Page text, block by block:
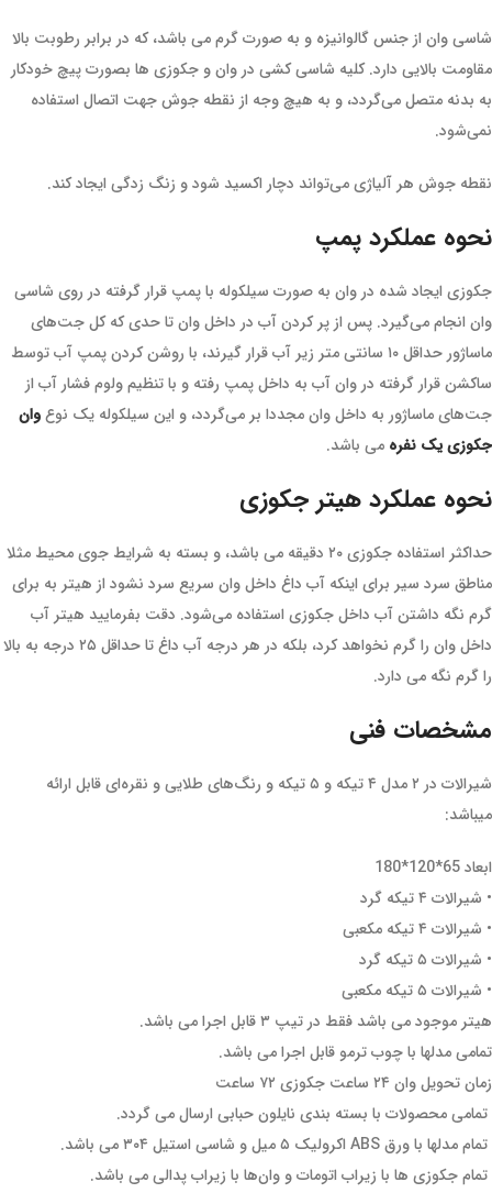
شاسی وان از جنس گالوانیزه و به صورت گرم می باشد، که در برابر رطوبت بالا
مقاومت بالایی دارد. کلیه شاسی کشی در وان و جکوزی ها بصورت پیچ خودکار
به بدنه متصل می‌گردد، و به هیچ وجه از نقطه جوش جهت اتصال استفاده
نمی‌شود.
نقطه جوش هر آلیاژی می‌تواند دچار اکسید شود و زنگ زدگی ایجاد کند.
نحوه عملکرد پمپ
جکوزی ایجاد شده در وان به صورت سیلکوله با پمپ قرار گرفته در روی شاسی
وان انجام می‌گیرد. پس از پر کردن آب در داخل وان تا حدی که کل جت‌های
ماساژور حداقل ۱۰ سانتی متر زیر آب قرار گیرند، با روشن کردن پمپ آب توسط
ساکشن قرار گرفته در وان آب به داخل پمپ رفته و با تنظیم ولوم فشار آب از
جت‌های ماساژور به داخل وان مجددا بر می‌گردد، و این سیلکوله یک نوعوان
جکوزی یک نفره می باشد.
نحوه عملکرد هیتر جکوزی
حداکثر استفاده جکوزی ۲۰ دقیقه می باشد، و بسته به شرایط جوی محیط مثلا
مناطق سرد سیر برای اینکه آب داغ داخل وان سریع سرد نشود از هیتر به برای
گرم نگه داشتن آب داخل جکوزی استفاده می‌شود. دقت بفرمایید هیتر آب
داخل وان را گرم نخواهد کرد، بلکه در هر درجه آب داغ تا حداقل ۲۵ درجه به بالا
را گرم نگه می دارد.
مشخصات فنی
شیرالات در ۲ مدل ۴ تیکه و ۵ تیکه و رنگ‌های طلایی و نقره‌ای قابل ارائه
میباشد:
ابعاد 65*120*180
• شیرالات ۴ تیکه گرد
• شیرالات ۴ تیکه مکعبی
• شیرالات ۵ تیکه گرد
• شیرالات ۵ تیکه مکعبی
هیتر موجود می باشد فقط در تیپ ۳ قابل اجرا می باشد.
تمامی مدلها با چوب ترمو قابل اجرا می باشد.
زمان تحویل وان ۲۴ ساعت جکوزی ۷۲ ساعت
تمامی محصولات با بسته بندی نایلون حبابی ارسال می گردد.
تمام مدلها با ورق ABS اکرولیک ۵ میل و شاسی استیل ۳۰۴ می باشد.
تمام جکوزی ها با زیراب اتومات و وان‌ها با زیراب پدالی می باشد.